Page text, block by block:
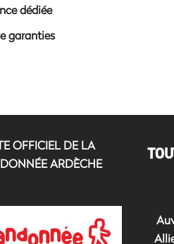
dédiée
garanties
OFFICIEL DE LA
ARDÈCHE